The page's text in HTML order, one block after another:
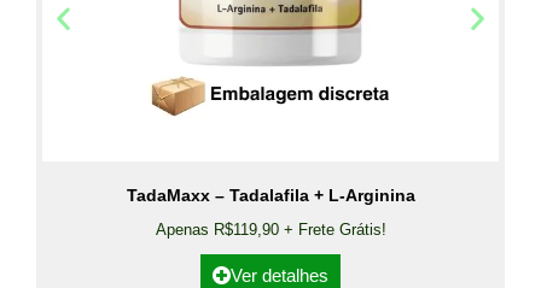
TadaMaxx – Tadalafila + L-Arginina
Apenas R$119,90 + Frete Grátis!
Ver detalhes